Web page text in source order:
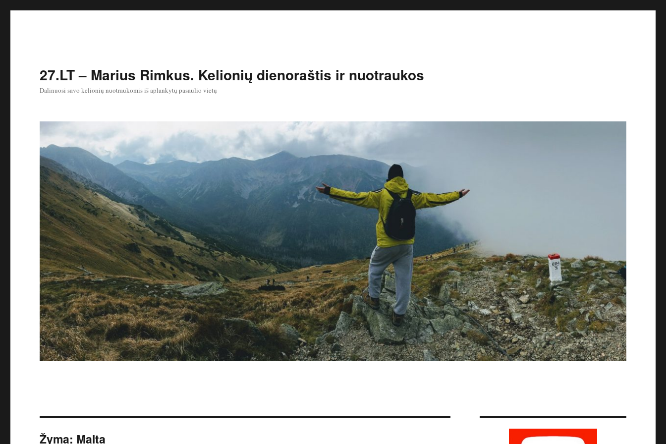
27.LT – Marius Rimkus. Kelionių dienoraštis ir nuotraukos
Dalinuosi savo kelionių nuotraukomis iš aplankytų pasaulio vietų
Žyma: Malta